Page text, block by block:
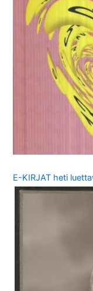
E-KIRJAT heti